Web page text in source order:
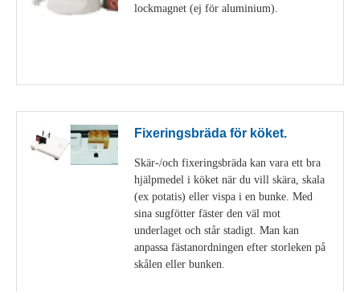
lockmagnet (ej för aluminium).
Fixeringsbräda för köket.
Skär-/och fixeringsbräda kan vara ett bra
hjälpmedel i köket när du vill skära, skala
(ex potatis) eller vispa i en bunke. Med
sina sugfötter fäster den väl mot
underlaget och står stadigt. Man kan
anpassa fästanordningen efter storleken på
skålen eller bunken.